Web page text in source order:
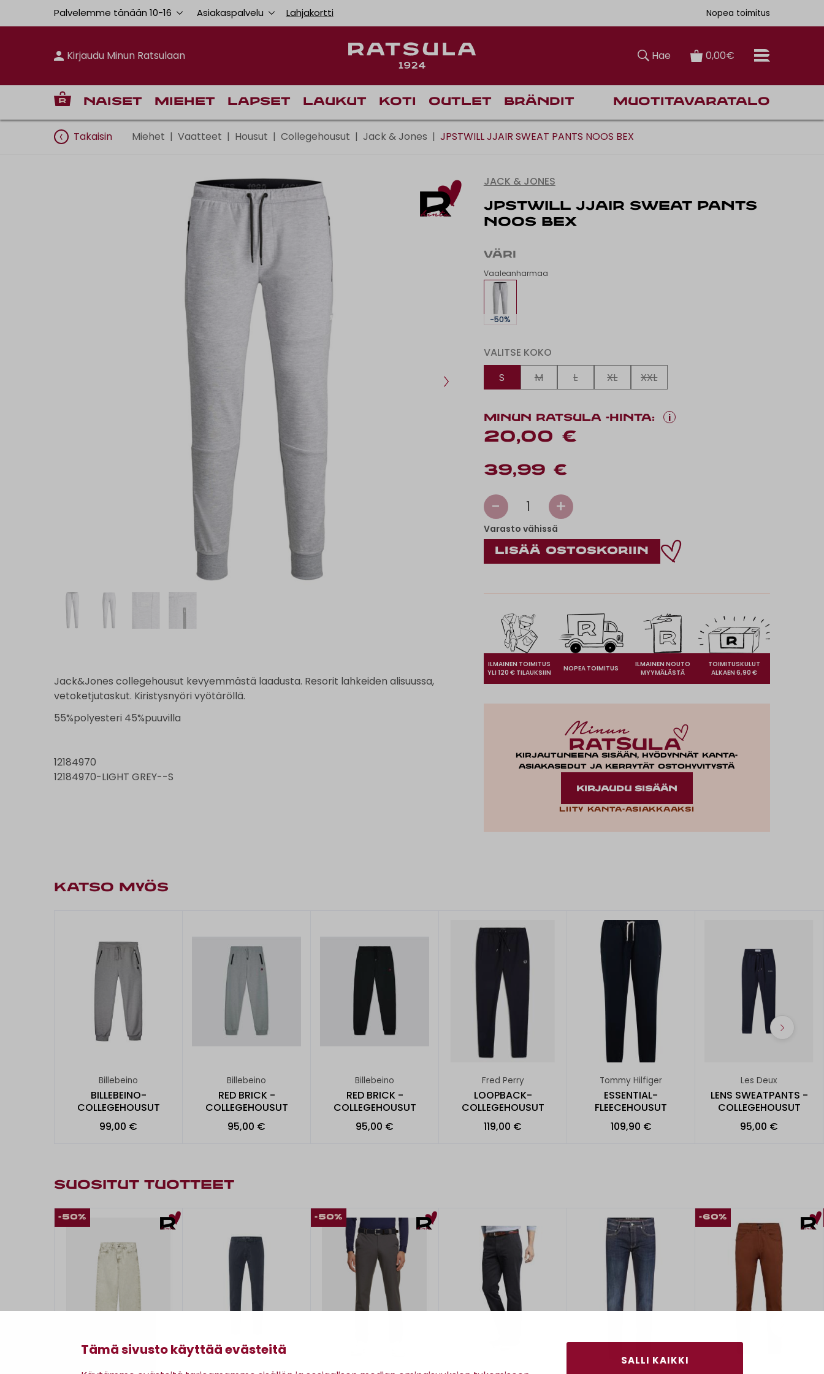
Tämä sivusto käyttää evästeitä
SALLI KAIKKI
Palvelemme tänään 10-16 Asiakaspalvelu LahjakorttiIlmainen toimitus Manner-Suomeen yli 120 euron tilauksiin Nopea toimitus
Kirjaudu Minun Ratsulaan Hae 0,00€
Naiset Miehet Lapset Laukut Koti Outlet Brändit Muotitavaratalo
Takaisin Miehet | Vaatteet | Housut | Collegehousut | Jack & Jones | JPSTWILL JJAIR SWEAT PANTS NOOS BEX
Jack&Jones collegehousut kevyemmästä laadusta. Resorit lahkeiden alisuussa,
vetoketjutaskut. Kiristysnyöri vyötäröllä.
55%polyesteri 45%puuvilla
12184970
12184970-LIGHT GREY--S
JACK & JONES
JPSTWILL JJAIR SWEAT PANTS
NOOS BEX
VÄRI
Vaaleanharmaa
-50%
VALITSE KOKO
S
M L XL XXL
MINUN RATSULA -HINTA: i
20,00 €
39,99 €
- 1 +
Varasto vähissä
ILMAINEN TOIMITUS
YLI 120 € TILAUKSIIN
NOPEA TOIMITUS
ILMAINEN NOUTO
MYYMÄLÄSTÄ
TOIMITUSKULUT
ALKAEN 6,90 €
Kirjautuneena sisään, hyödynnät kanta-
asiakasedut ja kerrytät ostohyvitystä
KIRJAUDU SISÄÄN
Liity kanta-asiakkaaksi
KATSO MYÖS
Billebeino
BILLEBEINO-
COLLEGEHOUSUT
99,00 €
Billebeino
RED BRICK -
COLLEGEHOUSUT
95,00 €
Billebeino
RED BRICK -
COLLEGEHOUSUT
95,00 €
Fred Perry
LOOPBACK-
COLLEGEHOUSUT
119,00 €
Tommy Hilfiger
ESSENTIAL-
FLEECEHOUSUT
109,90 €
Les Deux
LENS SWEATPANTS -
COLLEGEHOUSUT
95,00 €
SUOSITUT TUOTTEET
-50% -50% -60%